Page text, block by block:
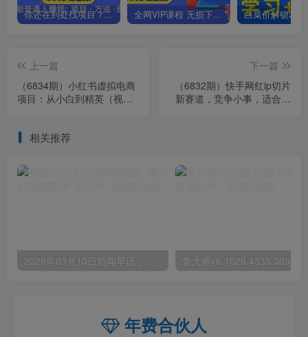
你还在到处找项目？还在当韭菜？我靠卖项目一个月收入5万+，曾经我也是个失败者。 全网VIP课程 无损下载~.~
上一篇
（6834期）小红书虚拟电商
项目：从小白到精英（视频
下一篇
（6832期）快手网红ip切片
新赛道，竞争小事，适合小
相关推荐
年费合伙人